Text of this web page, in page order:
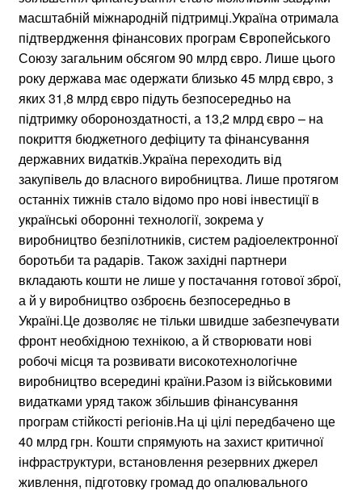
масштабній міжнародній підтримці.Україна отримала
підтвердження фінансових програм Європейського
Союзу загальним обсягом 90 млрд євро. Лише цього
року держава має одержати близько 45 млрд євро, з
яких 31,8 млрд євро підуть безпосередньо на
підтримку обороноздатності, а 13,2 млрд євро – на
покриття бюджетного дефіциту та фінансування
державних видатків.Україна переходить від
закупівель до власного виробництва. Лише протягом
останніх тижнів стало відомо про нові інвестиції в
українські оборонні технології, зокрема у
виробництво безпілотників, систем радіоелектронної
боротьби та радарів. Також західні партнери
вкладають кошти не лише у постачання готової зброї,
а й у виробництво озброєнь безпосередньо в
Україні.Це дозволяє не тільки швидше забезпечувати
фронт необхідною технікою, а й створювати нові
робочі місця та розвивати високотехнологічне
виробництво всередині країни.Разом із військовими
видатками уряд також збільшив фінансування
програм стійкості регіонів.На ці цілі передбачено ще
40 млрд грн. Кошти спрямують на захист критичної
інфраструктури, встановлення резервних джерел
живлення, підготовку громад до опалювального